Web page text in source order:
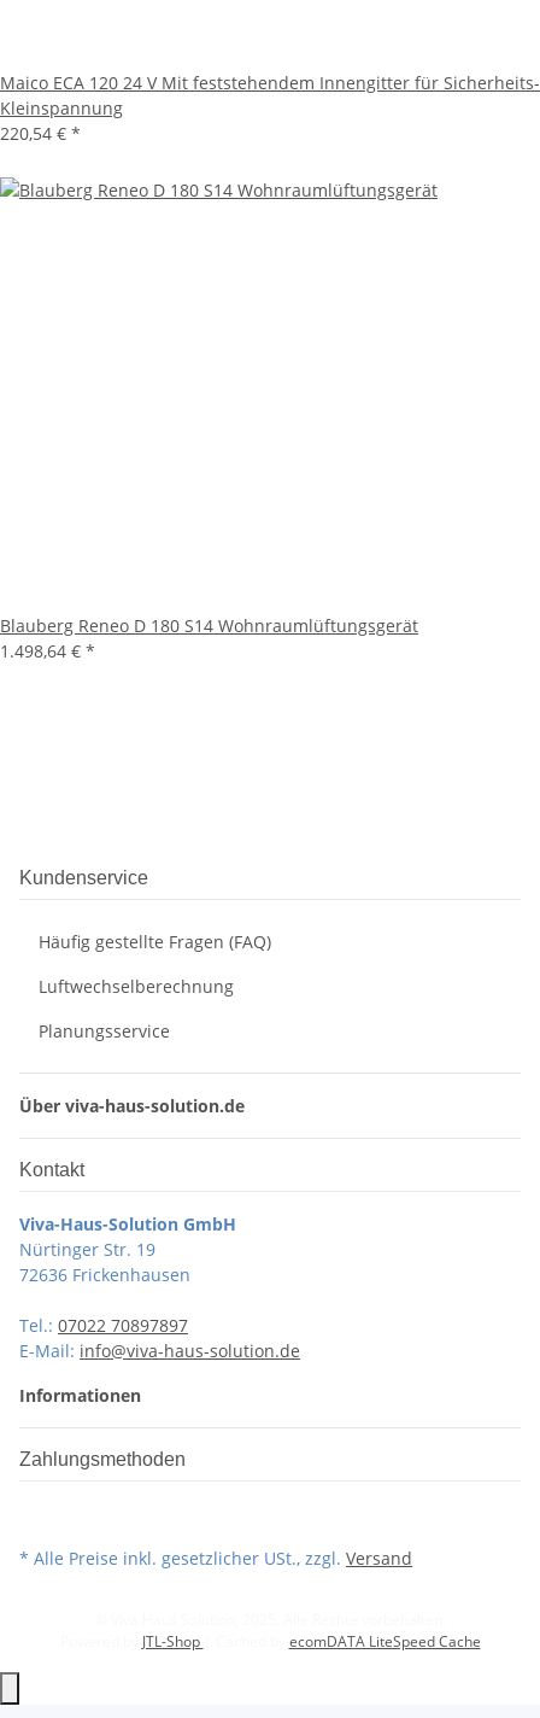
Maico ECA 120 24 V Mit feststehendem Innengitter für Sicherheits-
Kleinspannung
220,54 € *
Blauberg Reneo D 180 S14 Wohnraumlüftungsgerät
1.498,64 € *
Kundenservice
Häufig gestellte Fragen (FAQ)
Luftwechselberechnung
Planungsservice
Über viva-haus-solution.de
Kontakt
Viva-Haus-Solution GmbH
Nürtinger Str. 19
72636 Frickenhausen
Tel.: 07022 70897897
E-Mail: info@viva-haus-solution.de
Informationen
Zahlungsmethoden
* Alle Preise inkl. gesetzlicher USt., zzgl. Versand
JTL-Shop ecomDATA LiteSpeed Cache